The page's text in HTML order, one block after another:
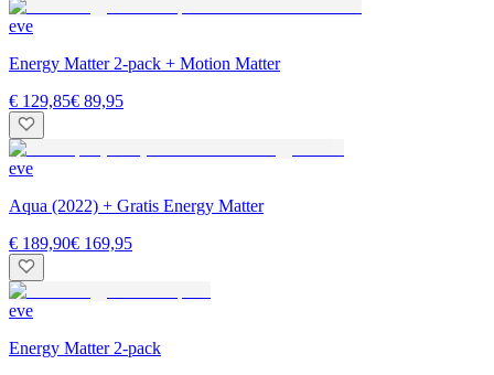
eve
Energy Matter 2-pack + Motion Matter
€ 129,85€ 89,95
eve
Aqua (2022) + Gratis Energy Matter
€ 189,90€ 169,95
eve
Energy Matter 2-pack